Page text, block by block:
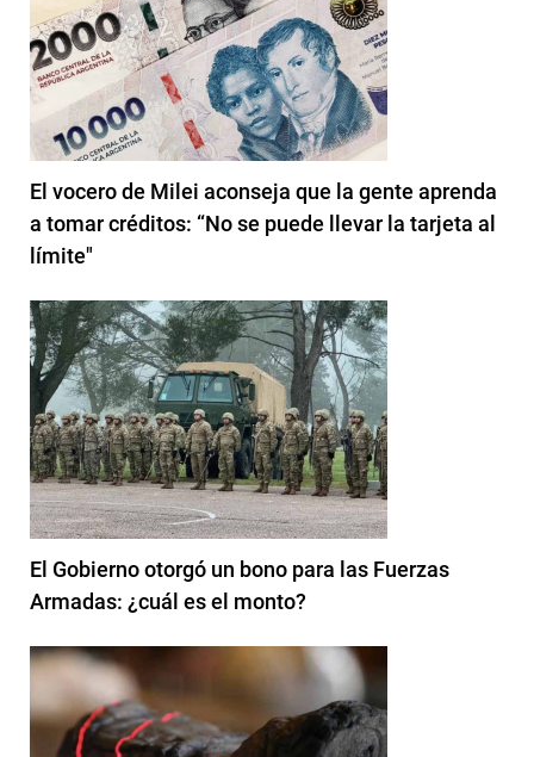
El vocero de Milei aconseja que la gente aprenda
a tomar créditos: “No se puede llevar la tarjeta al
límite"
El Gobierno otorgó un bono para las Fuerzas
Armadas: ¿cuál es el monto?